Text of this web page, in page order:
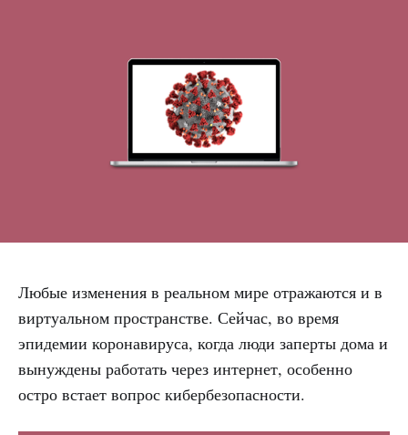
Любые изменения в реальном мире отражаются и в
виртуальном пространстве. Сейчас, во время
эпидемии коронавируса, когда люди заперты дома и
вынуждены работать через интернет, особенно
остро встает вопрос кибербезопасности.